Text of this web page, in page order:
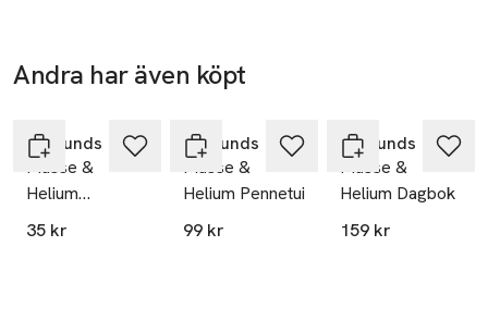
Andra har även köpt
Hedlunds
Musse &
Helium
Blyertspennor
35 kr
Hedlunds
Musse &
Helium Pennetui
99 kr
Hedlunds
Musse &
Helium Dagbok
159 kr